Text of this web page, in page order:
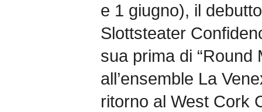
e 1 giugno), il
Slottsteater
sua prima di “Round
all’ensemble La
ritorno al West Cork